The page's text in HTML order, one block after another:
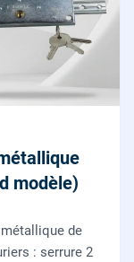
modèle)
de
: serrure 2